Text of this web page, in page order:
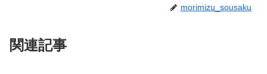
morimizu_sousaku
関連記事